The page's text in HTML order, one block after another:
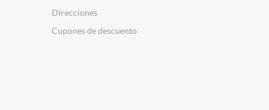
Direcciones
Cupones de descuento